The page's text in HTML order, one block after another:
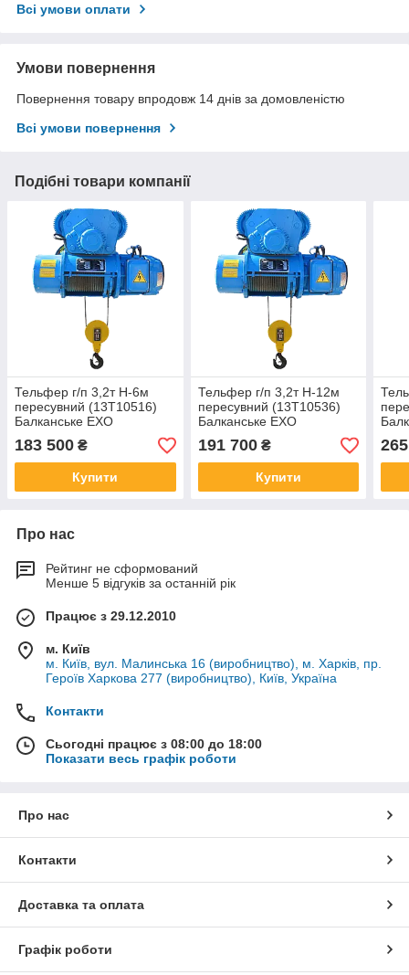
Всі умови оплати
Умови повернення
Повернення товару впродовж 14 днів за домовленістю
Всі умови повернення
Подібні товари компанії
Тельфер г/п 3,2т H-6м
пересувний (13Т10516)
Балканське ЕХО
183 500 ₴
Купити
Тельфер г/п 3,2т H-12м
пересувний (13Т10536)
Балканське ЕХО
191 700₴
Купити
Про нас
Рейтинг не сформований
Менше 5 відгуків за останній рік
Працює з 29.12.2010
м. Київ
м. Київ, вул. Малинська 16 (виробництво), м. Харків, пр.
Героїв Харкова 277 (виробництво), Київ, Україна
Контакти
Сьогодні працює з 08:00 до 18:00
Показати весь графік роботи
Про нас
Контакти
Доставка та оплата
Графік роботи